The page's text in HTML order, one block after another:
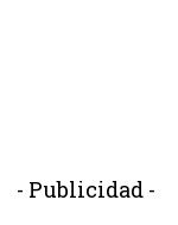
- Publicidad -